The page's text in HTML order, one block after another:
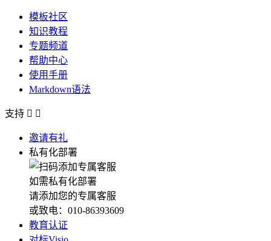
模板社区
知识教程
专题频道
帮助中心
使用手册
Markdown语法
支持  
邀请有礼
私有化部署
如需私有化部署
请添加您的专属客服
或致电：010-86393609
教育认证